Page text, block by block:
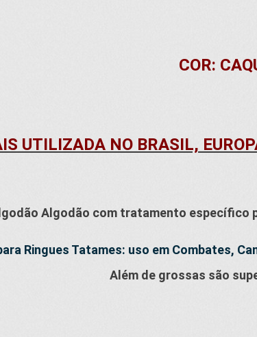
COR:
UTILIZADA NO BRASIL,
Algodão com tratamento específico
Ringues Tatames: uso em Combates,
Além de grossas são